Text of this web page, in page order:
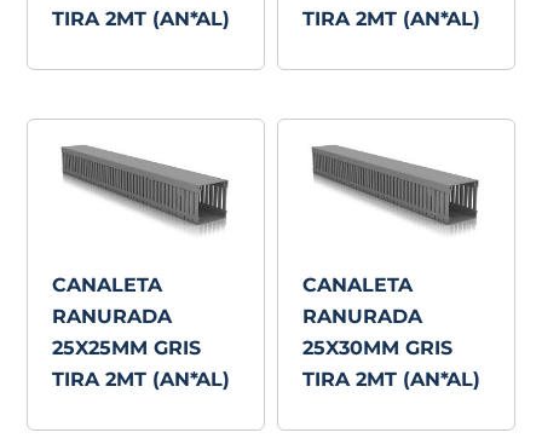
TIRA 2MT (AN*AL)
TIRA 2MT (AN*AL)
CANALETA
RANURADA
25X25MM GRIS
TIRA 2MT (AN*AL)
CANALETA
RANURADA
25X30MM GRIS
TIRA 2MT (AN*AL)